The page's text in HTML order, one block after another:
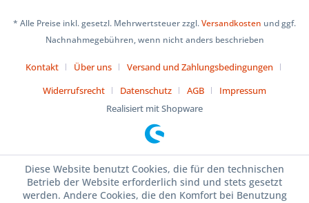
* Alle Preise inkl. gesetzl. Mehrwertsteuer zzgl.Versandkosten und ggf.
Nachnahmegebühren, wenn nicht anders beschrieben
Kontakt Über uns
Versand und Zahlungsbedingungen
Widerrufsrecht
Datenschutz AGB
Impressum
Realisiert mit Shopware
Diese Website benutzt Cookies, die für den technischen
Betrieb der Website erforderlich sind und stets gesetzt
werden. Andere Cookies, die den Komfort bei Benutzung